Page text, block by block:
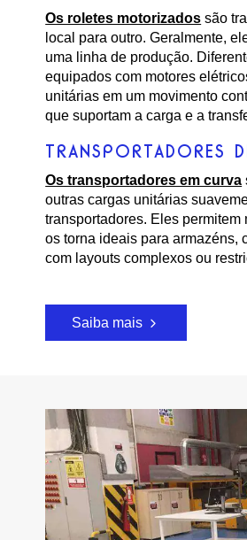
Os roletes motorizados são
local para outro. Geralmente,
uma linha de produção.
equipados com motores
unitárias em um movimento
que suportam a carga e a
TRANSPORTADORES
Os transportadores em curva
outras cargas unitárias
transportadores. Eles permitem
os torna ideais para armazéns,
com layouts complexos ou
Saiba mais